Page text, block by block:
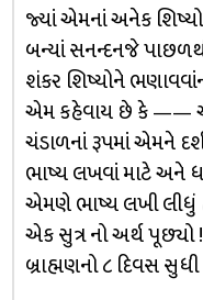
જ્યાં એમનાં અનેક
બન્યાં સનન્દનજે પાછળથી
શંકર શિષ્યોને
એમ કહેવાય છે કે ——
ચંડાળનાં રૂપમાં એમને
ભાષ્ય લખવાં માટે અને
એમણે ભાષ્ય લખી લીધું
એક સુત્ર નો અર્થ
બ્રાહ્મણનો ૮ દિવસ સુધી